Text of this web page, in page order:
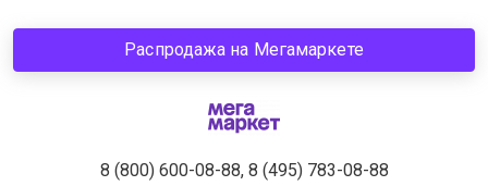
Распродажа на Мегамаркете
8 (800) 600-08-88, 8 (495) 783-08-88